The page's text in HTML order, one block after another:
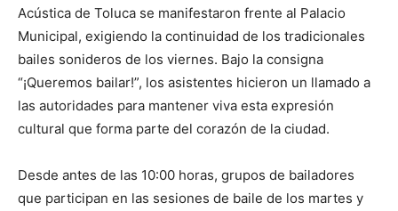
Acústica de Toluca se manifestaron frente al Palacio
Municipal, exigiendo la continuidad de los tradicionales
bailes sonideros de los viernes. Bajo la consigna
“¡Queremos bailar!”, los asistentes hicieron un llamado a
las autoridades para mantener viva esta expresión
cultural que forma parte del corazón de la ciudad.
Desde antes de las 10:00 horas, grupos de bailadores
que participan en las sesiones de baile de los martes y